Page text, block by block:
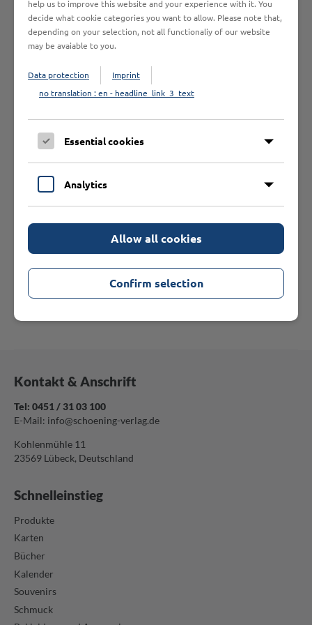
beliefern.
Das könnte Sie auch
interessieren
Ansichtskarten St. Peter-
Super-Top-Cards St. Peter-
Kontakt & Anschrift
Tel: 0451 / 31 03 100
E-Mail: info@schoening-verlag.de
Kohlenmühle 11
23569 Lübeck, Deutschland
Schnelleinstieg
Produkte
Karten
Bücher
Kalender
Souvenirs
Schmuck
help us to improve this website and your experience with it. You
decide what cookie categories you want to allow. Please note that,
depending on your selection, not all functionaliy of our website
may be avaiable to you.
Data protection
Imprint
no translation : en - headline_link_3_text
Essential cookies
Analytics
Allow all cookies
Confirm selection